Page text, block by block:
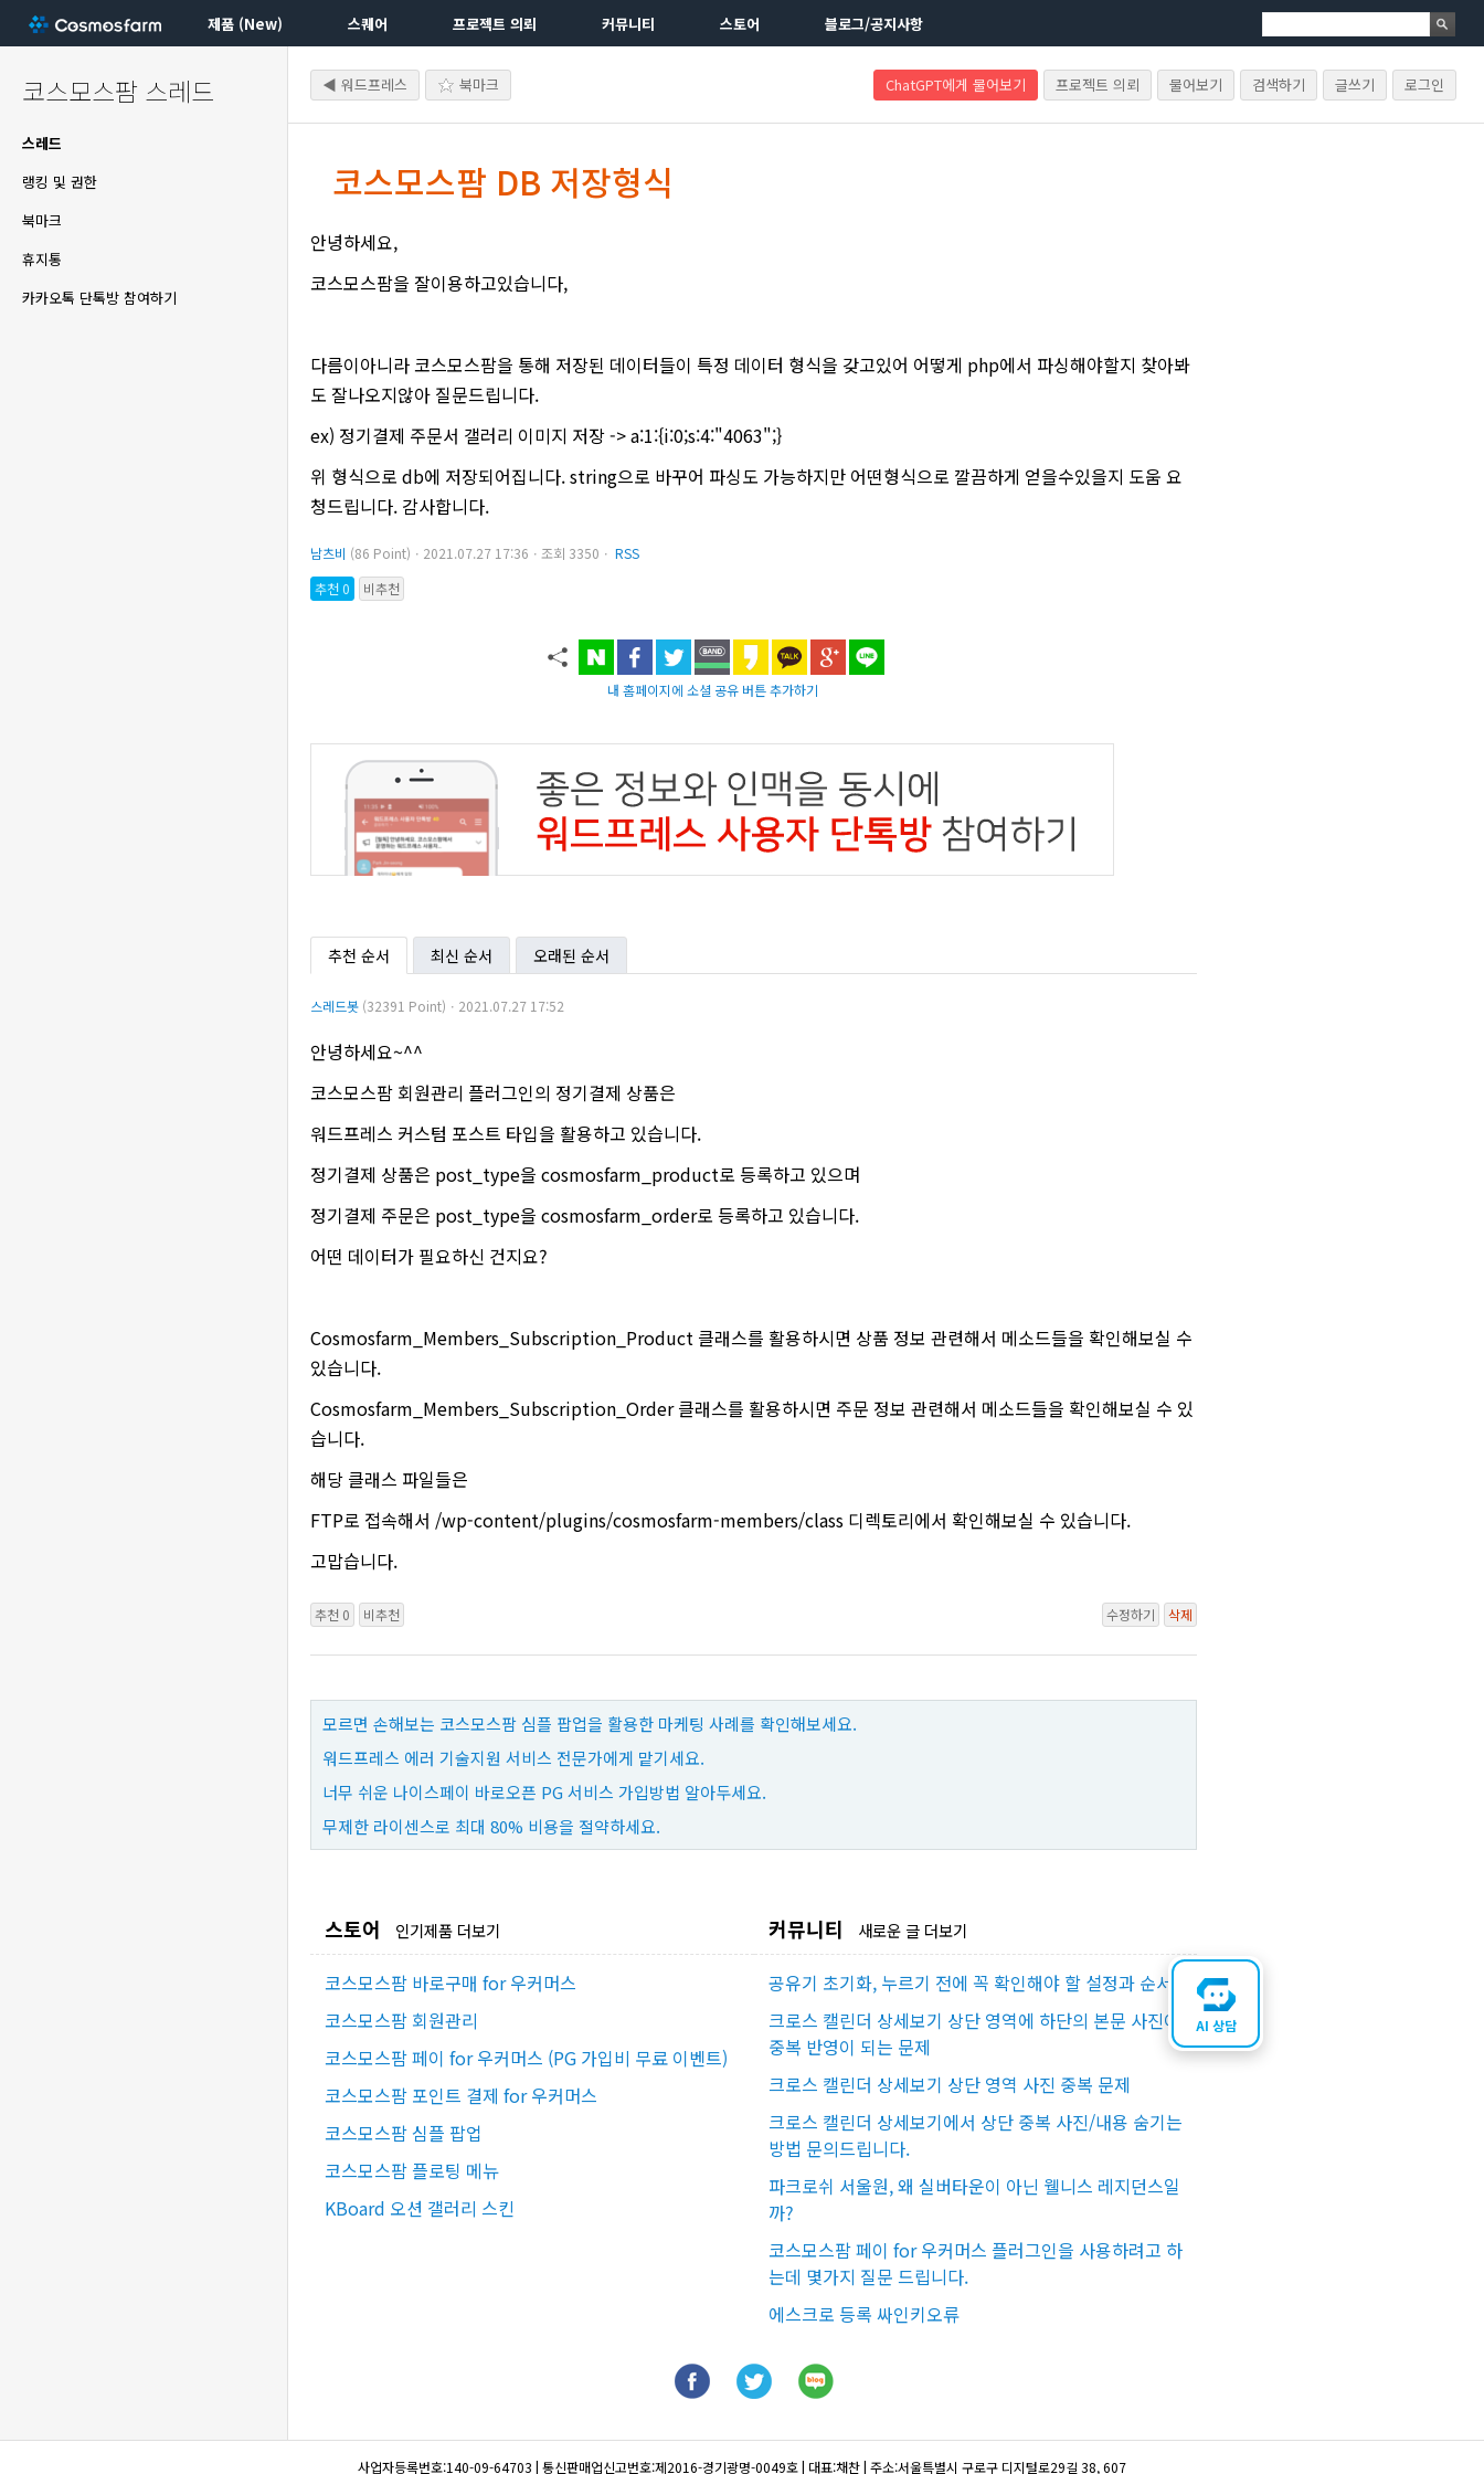
제품 (New) 스퀘어 프로젝트 의뢰 커뮤니티 스토어 블로그/공지사항
코스모스팜 스레드
스레드
랭킹 및 권한
북마크
휴지통
카카오톡 단톡방 참여하기
◀ 워드프레스 북마크 ChatGPT에게 물어보기 프로젝트 의뢰 물어보기 검색하기 글쓰기 로그인
코스모스팜 DB 저장형식
안녕하세요,
코스모스팜을 잘이용하고있습니다,
다름이아니라 코스모스팜을 통해 저장된 데이터들이 특정 데이터 형식을 갖고있어 어떻게 php에서 파싱해야할지 찾아봐
도 잘나오지않아 질문드립니다.
ex) 정기결제 주문서 갤러리 이미지 저장 -> a:1:{i:0;s:4:"4063";}
위 형식으로 db에 저장되어집니다. string으로 바꾸어 파싱도 가능하지만 어떤형식으로 깔끔하게 얻을수있을지 도움 요
청드립니다. 감사합니다.
남츠비 (86 Point)ㆍ2021.07.27 17:36ㆍ조회 3350ㆍ RSS
추천 0
비추천
내 홈페이지에 소셜 공유 버튼 추가하기
추천 순서 최신 순서 오래된 순서
스레드봇 (32391 Point)ㆍ2021.07.27 17:52
안녕하세요~^^
코스모스팜 회원관리 플러그인의 정기결제 상품은
워드프레스 커스텀 포스트 타입을 활용하고 있습니다.
정기결제 상품은 post_type을 cosmosfarm_product로 등록하고 있으며
정기결제 주문은 post_type을 cosmosfarm_order로 등록하고 있습니다.
어떤 데이터가 필요하신 건지요?
Cosmosfarm_Members_Subscription_Product 클래스를 활용하시면 상품 정보 관련해서 메소드들을 확인해보실 수
있습니다.
Cosmosfarm_Members_Subscription_Order 클래스를 활용하시면 주문 정보 관련해서 메소드들을 확인해보실 수 있
습니다.
해당 클래스 파일들은
FTP로 접속해서 /wp-content/plugins/cosmosfarm-members/class 디렉토리에서 확인해보실 수 있습니다.
고맙습니다.
추천 0 비추천 수정하기 삭제
모르면 손해보는 코스모스팜 심플 팝업을 활용한 마케팅 사례를 확인해보세요.
워드프레스 에러 기술지원 서비스 전문가에게 맡기세요.
너무 쉬운 나이스페이 바로오픈 PG 서비스 가입방법 알아두세요.
무제한 라이센스로 최대 80% 비용을 절약하세요.
스토어 인기제품 더보기
코스모스팜 바로구매 for 우커머스
코스모스팜 회원관리
코스모스팜 페이 for 우커머스 (PG 가입비 무료 이벤트)
코스모스팜 포인트 결제 for 우커머스
코스모스팜 심플 팝업
코스모스팜 플로팅 메뉴
KBoard 오션 갤러리 스킨
커뮤니티 새로운 글 더보기
공유기 초기화, 누르기 전에 꼭 확인해야 할 설정과 순서
크로스 캘린더 상세보기 상단 영역에 하단의 본문 사진이
중복 반영이 되는 문제
크로스 캘린더 상세보기 상단 영역 사진 중복 문제
크로스 캘린더 상세보기에서 상단 중복 사진/내용 숨기는
방법 문의드립니다.
파크로쉬 서울원, 왜 실버타운이 아닌 웰니스 레지던스일
까?
코스모스팜 페이 for 우커머스 플러그인을 사용하려고 하
는데 몇가지 질문 드립니다.
에스크로 등록 싸인키오류
사업자등록번호:140-09-64703 | 통신판매업신고번호:제2016-경기광명-0049호| 대표:채찬| 주소:서울특별시 구로구 디지털로29길 38, 607
AI 상담